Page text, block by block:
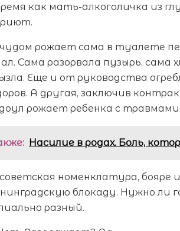
как мать-алкоголичка из
рожает сама в туалете
Сама разорвала пузырь, сама
Еще и от руководства
А другая, заключив
доул рожает ребенка с
Насилие в родах. Боль,
номенклатура, бояре
блокаду. Нужно
разный.